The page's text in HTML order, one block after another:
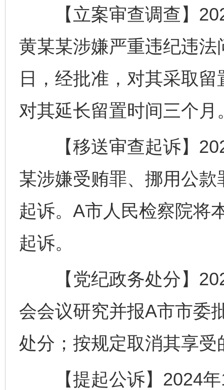
【立案审查调查】
黄某某涉嫌严重违纪违
日，经批准，对其采取
对其延长留置时间三个月
【移送审查起诉】
某涉嫌受贿罪、挪用公
起诉。A市人民检察院将
起诉。
【党纪政务处分】
会会议研究并报A市市委
处分；按规定取消其享受
【提起公诉】2024年